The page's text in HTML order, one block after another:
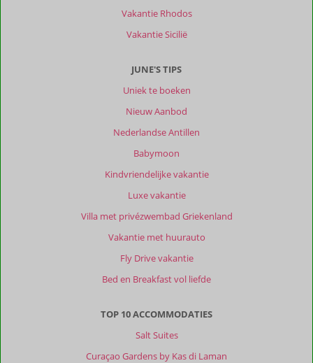
Vakantie Rhodos
Vakantie Sicilië
JUNE'S TIPS
Uniek te boeken
Nieuw Aanbod
Nederlandse Antillen
Babymoon
Kindvriendelijke vakantie
Luxe vakantie
Villa met privézwembad Griekenland
Vakantie met huurauto
Fly Drive vakantie
Bed en Breakfast vol liefde
TOP 10 ACCOMMODATIES
Salt Suites
Curaçao Gardens by Kas di Laman